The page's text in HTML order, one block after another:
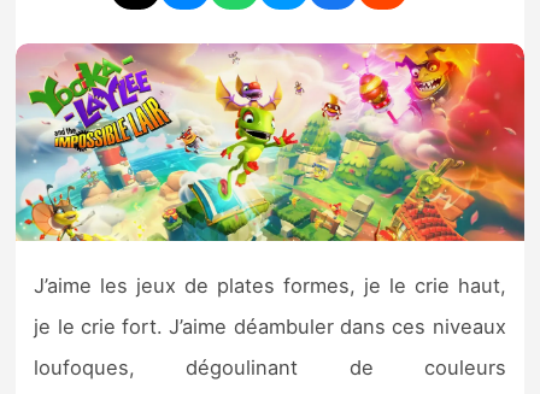
Chiffres de ventes
Rumeurs
Nintendo Direct
Tests et previews
Tests de jeux
Tests d’accessoires
J’aime les jeux de plates formes, je le crie haut,
je le crie fort. J’aime déambuler dans ces niveaux
loufoques, dégoulinant de couleurs